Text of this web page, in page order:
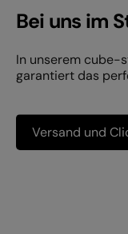
Bei uns im
In unserem cube-
garantiert das
Versand und